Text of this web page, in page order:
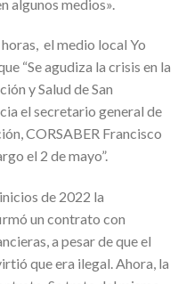
algunos medios».
el medio local Yo
“Se agudiza la crisis en la
y Salud de San
el secretario general de
CORSABER Francisco
el 2 de mayo”.
de 2022 la
un contrato con
a pesar de que el
que era ilegal. Ahora, la